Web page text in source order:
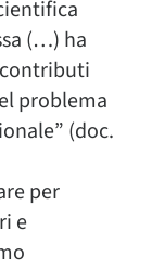
(…) ha
problema
(doc.
per
e